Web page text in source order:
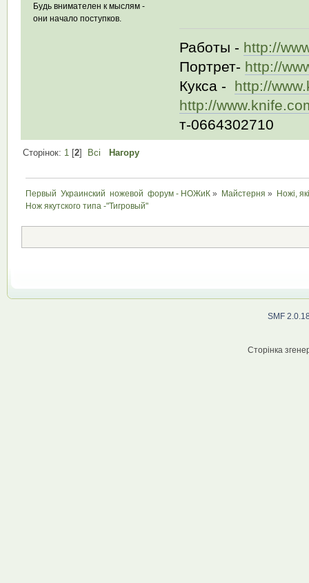
Будь внимателен к мыслям -
они начало поступков.
Работы - http://
Портрет- http://
Кукса - http://
http://
т-0664302710
Сторінок: 1 [2] Всі Нагору
Первый  Украинский  ножевой  форум - НОЖиК » Майстерня » Ножі,
Нож якутского типа -"Тигровый"
SMF
Сторінка